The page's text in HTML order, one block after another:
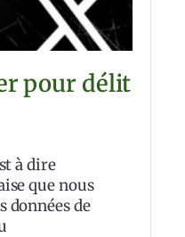
pour délit
à dire
que nous
données de